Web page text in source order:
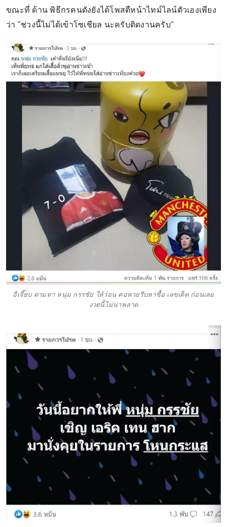
ขณะที่ ด้าน พิธีกรคนดังยังได้โพสตืหน้าไทม์ไลน์ตัวเองเพียง
ว่า "ช่วงนี้ไม่ได้เข้าโซเชียล นะครับติดงานครับ"
อีเจี๊ยบ ตามหา หนุ่ม กรรชัย ให้ว่อน คอหวยรีบหาซื้อ เลขเด็ด ก่อนเลย
งวดนี้ไม่น่าพลาด